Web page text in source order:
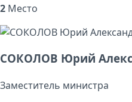
2 Место
СОКОЛОВ Юрий
Заместитель министра